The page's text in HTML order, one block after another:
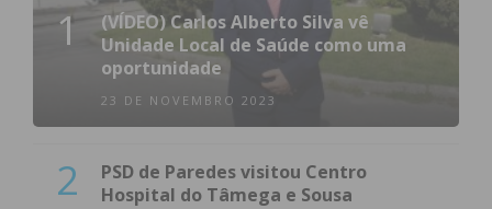
1
(VÍDEO) Carlos Alberto Silva vê
Unidade Local de Saúde como uma
oportunidade
23 DE NOVEMBRO 2023
2
PSD de Paredes visitou Centro
Hospital do Tâmega e Sousa